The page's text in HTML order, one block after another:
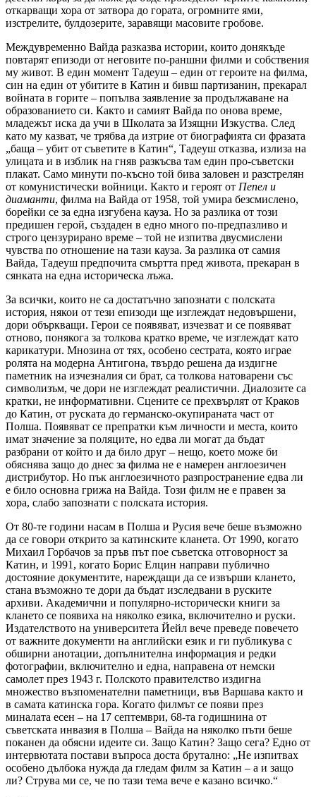
откарващи хора от затвора до гората, огромните ями,
изстрелите, булдозерите, заравящи масовите гробове.
Междувременно Вайда разказва истории, които донякъде
повтарят епизоди от неговите по-раншни филми и собствения
му живот. В един момент Тадеуш – един от героите на филма,
син на един от убитите в Катин и бивш партизанин, прекарал
войната в горите – попълва заявление за продължаване на
образованието си. Както и самият Вайда по онова време,
младежът иска да учи в Школата за Изящни Изкуства. След
като му казват, че трябва да изтрие от биографията си фразата
„баща – убит от съветите в Катин“, Тадеуш отказва, излиза на
улицата и в изблик на гняв разкъсва там един про-съветски
плакат. Само минути по-късно той бива заловен и разстрелян
от комунистически войници. Както и героят от Пепел и
диаманти, филма на Вайда от 1958, той умира безсмислено,
борейки се за една изгубена кауза. Но за разлика от този
предишен герой, създаден в едно много по-предпазливо и
строго цензурирано време – той не изпитва двусмислени
чувства по отношение на тази кауза. За разлика от самия
Вайда, Тадеуш предпочита смъртта пред живота, прекаран в
сянката на една историческа лъжа.
За всички, които не са достатъчно запознати с полската
история, някои от тези епизоди ще изглеждат недовършени,
дори объркващи. Герои се появяват, изчезват и се появяват
отново, понякога за толкова кратко време, че изглеждат като
карикатури. Мнозина от тях, особено сестрата, която играе
ролята на модерна Антигона, твърдо решена да издигне
паметник на изчезналия си брат, са толкова натоварени със
символизъм, че дори не изглеждат реалистични. Диалозите са
кратки, не информативни. Сцените се прехвърлят от Краков
до Катин, от руската до германско-окупираната част от
Полша. Появяват се препратки към личности и места, които
имат значение за поляците, но едва ли могат да бъдат
разбрани от който и да било друг – нещо, което може би
обяснява защо до днес за филма не е намерен англоезичен
дистрибутор. Но пък англоезичното разпространение едва ли
е било основна грижа на Вайда. Този филм не е правен за
хора, слабо запознати с полската история.
От 80-те години насам в Полша и Русия вече беше възможно
да се говори открито за катинските кланета. От 1990, когато
Михаил Горбачов за пръв път пое съветска отговорност за
Катин, и 1991, когато Борис Елцин направи публично
достояние документите, нареждащи да се извърши клането,
стана възможно те дори да бъдат изследвани в руските
архиви. Академични и популярно-исторически книги за
клането се появиха на няколко езика, включително и руски.
Издателството на университета Йейл вече преведе повечето
от важните документи на английски език и ги публикува с
обширни анотации, допълнителна информация и редки
фотографии, включително и една, направена от немски
самолет през 1943 г. Полското правителство издигна
множество възпоменателни паметници, във Варшава както и
в самата катинска гора. Когато филмът се появи през
миналата есен – на 17 септември, 68-та годишнина от
съветската инвазия в Полша – Вайда на няколко пъти беше
поканен да обясни идеите си. Защо Катин? Защо сега? Едно от
интервютата постави въпроса доста брутално: „Не изпитвах
особено дълбока нужда да гледам филм за Катин – а и защо
ли? Струва ми се, че по тази тема вече е казано всичко.“